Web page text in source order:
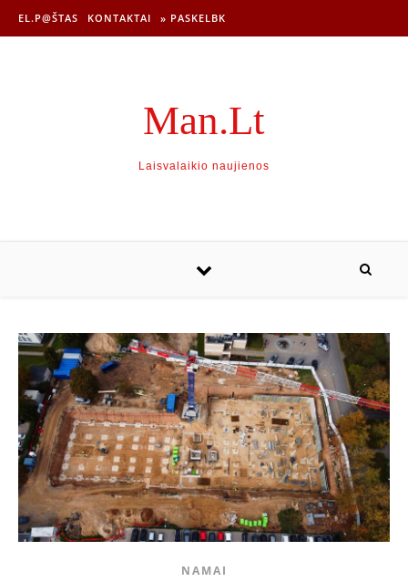
EL.P@ŠTAS KONTAKTAI » PASKELBK
Man.Lt
Laisvalaikio naujienos
NAMAI